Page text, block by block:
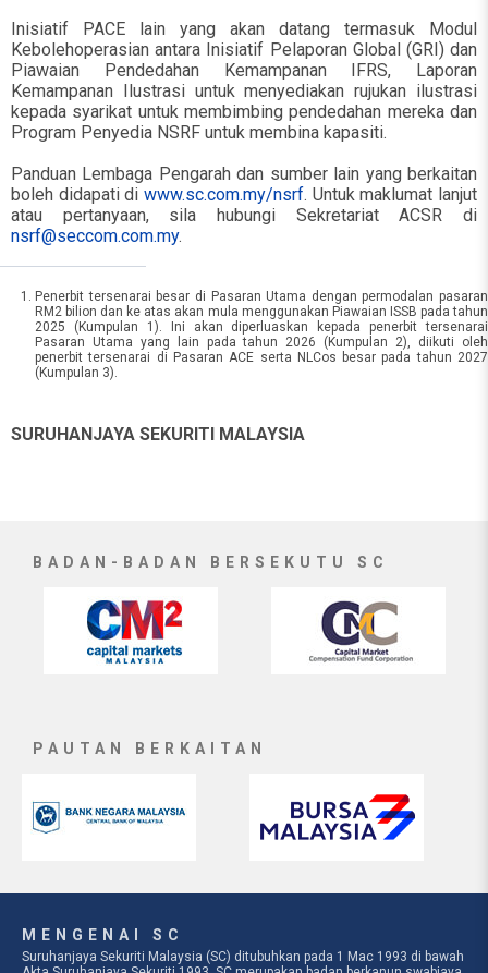
Inisiatif PACE lain yang akan datang termasuk Modul
Kebolehoperasian antara Inisiatif Pelaporan Global (GRI) dan
Piawaian Pendedahan Kemampanan IFRS, Laporan
Kemampanan Ilustrasi untuk menyediakan rujukan ilustrasi
kepada syarikat untuk membimbing pendedahan mereka dan
Program Penyedia NSRF untuk membina kapasiti.
Panduan Lembaga Pengarah dan sumber lain yang berkaitan
boleh didapati di www.sc.com.my/nsrf. Untuk maklumat lanjut
atau pertanyaan, sila hubungi Sekretariat ACSR di
nsrf@seccom.com.my.
Penerbit tersenarai besar di Pasaran Utama dengan permodalan pasaran
RM2 bilion dan ke atas akan mula menggunakan Piawaian ISSB pada tahun
2025 (Kumpulan 1). Ini akan diperluaskan kepada penerbit tersenarai
Pasaran Utama yang lain pada tahun 2026 (Kumpulan 2), diikuti oleh
penerbit tersenarai di Pasaran ACE serta NLCos besar pada tahun 2027
(Kumpulan 3).
SURUHANJAYA SEKURITI MALAYSIA
BADAN-BADAN BERSEKUTU SC
PAUTAN BERKAITAN
MENGENAI SC
Suruhanjaya Sekuriti Malaysia (SC) ditubuhkan pada 1 Mac 1993 di bawah